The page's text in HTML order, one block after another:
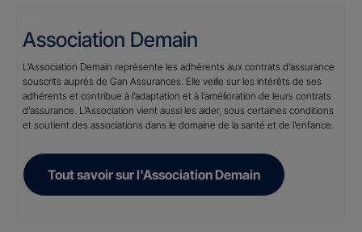
Association Demain
L’Association Demain représente les adhérents aux contrats d’assurance
souscrits auprès de Gan Assurances. Elle veille sur les intérêts de ses
adhérents et contribue à l’adaptation et à l’amélioration de leurs contrats
d’assurance. L’Association vient aussi les aider, sous certaines conditions
et soutient des associations dans le domaine de la santé et de l’enfance.
Tout savoir sur l'Association Demain